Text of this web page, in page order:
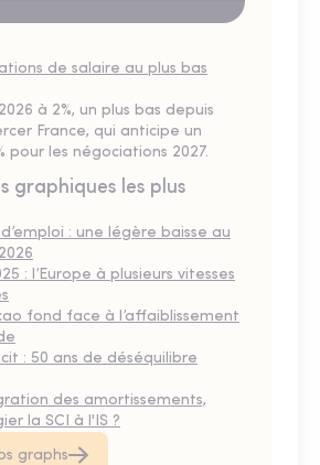
de salaire au plus bas
à 2%, un plus bas depuis
France, qui anticipe un
pour les négociations 2027.
graphiques les plus
: une légère baisse au
: l’Europe à plusieurs vitesses
fond face à l’affaiblissement
: 50 ans de déséquilibre
des amortissements,
la SCI à l'IS ?
graphs